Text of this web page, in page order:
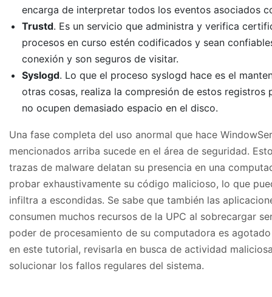
encarga de interpretar todos los eventos asociados
Trustd. Es un servicio que administra y verifica
procesos en curso estén codificados y sean
conexión y son seguros de visitar.
Syslogd. Lo que el proceso syslogd hace es el
otras cosas, realiza la compresión de estos
no ocupen demasiado espacio en el disco.
Una fase completa del uso anormal que hace
mencionados arriba sucede en el área de seguridad.
trazas de malware delatan su presencia en una
probar exhaustivamente su código malicioso, lo que
infiltra a escondidas. Se sabe que también las
consumen muchos recursos de la UPC al sobrecargar
poder de procesamiento de su computadora es
en este tutorial, revisarla en busca de actividad
solucionar los fallos regulares del sistema.